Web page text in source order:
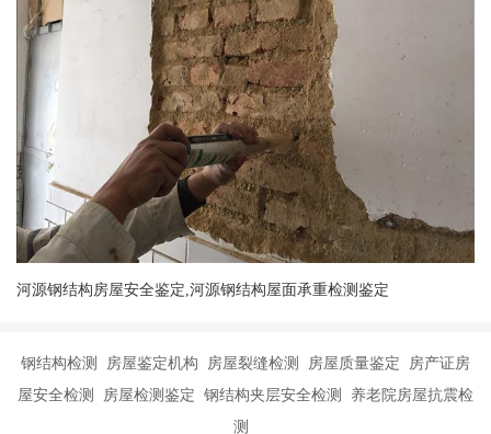
河源钢结构房屋安全鉴定,河源钢结构屋面承重检测鉴定
钢结构检测 房屋鉴定机构 房屋裂缝检测 房屋质量鉴定 房产证房
屋安全检测 房屋检测鉴定 钢结构夹层安全检测 养老院房屋抗震检
测